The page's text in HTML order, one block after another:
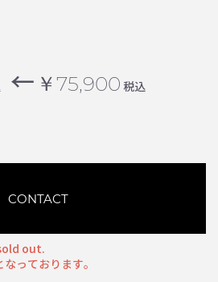
← ￥75,900 税込
CONTACT
out.
っております。